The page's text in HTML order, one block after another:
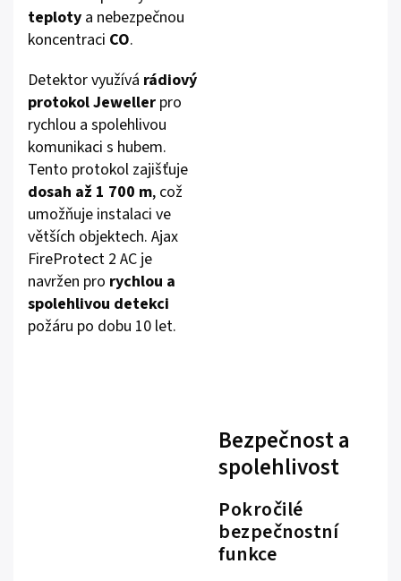
teploty a nebezpečnou
koncentraci CO.
Detektor využívá rádiový
protokol Jeweller pro
rychlou a spolehlivou
komunikaci s hubem.
Tento protokol zajišťuje
dosah až 1 700 m, což
umožňuje instalaci ve
větších objektech. Ajax
FireProtect 2 AC je
navržen pro rychlou a
spolehlivou detekci
požáru po dobu 10 let.
Bezpečnost a
spolehlivost
Pokročilé
bezpečnostní
funkce